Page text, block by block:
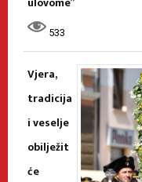
533
Vjera,
tradicija
i veselje
obilježit
će